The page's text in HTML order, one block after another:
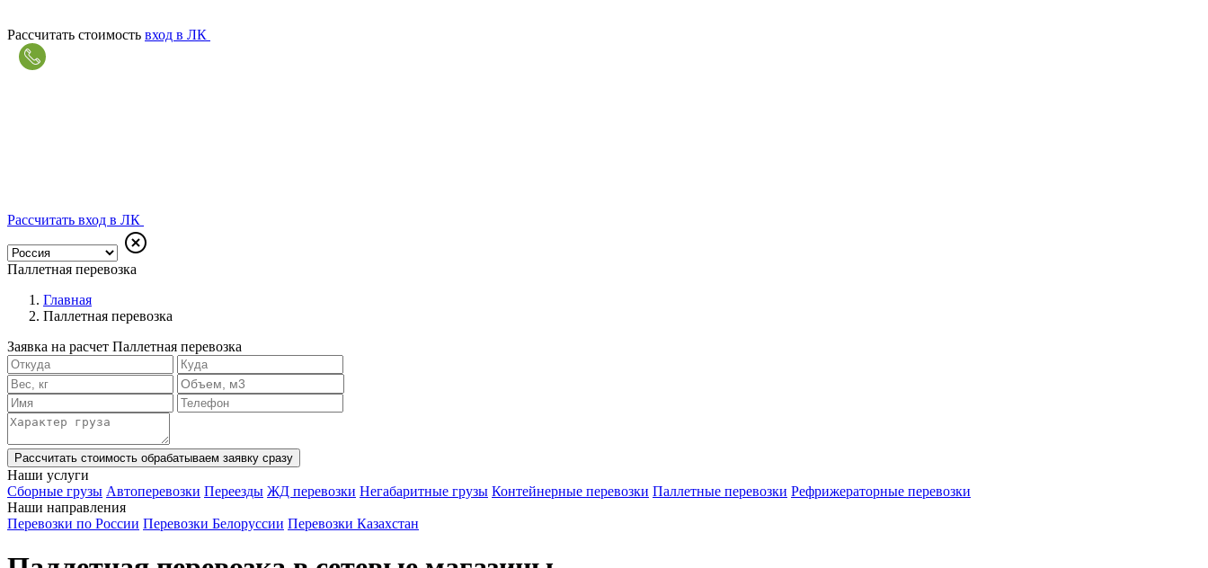
Рассчитать стоимость вход в ЛК
Рассчитать вход в ЛК
Паллетная перевозка
Главная
Паллетная перевозка
Заявка на расчет Паллетная перевозка
Рассчитать стоимость обрабатываем заявку сразу
Наши услуги
Сборные грузы Автоперевозки Переезды ЖД перевозки Негабаритные грузы Контейнерные перевозки Паллетные перевозки Рефрижераторные перевозки
Наши направления
Перевозки по России Перевозки Белоруссии Перевозки Казахстан